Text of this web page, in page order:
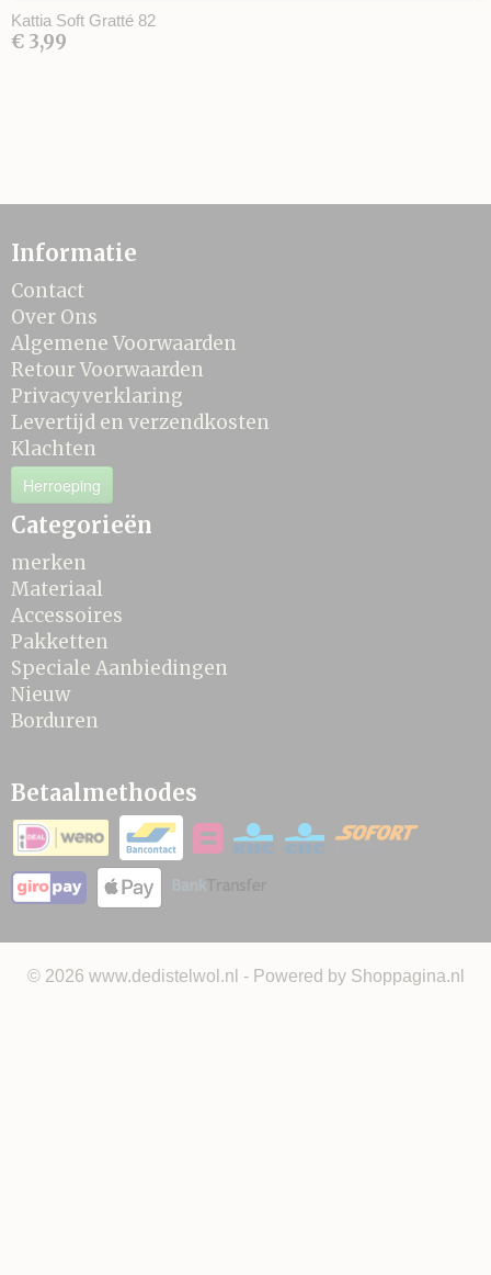
Kattia Soft Gratté 82
€ 3,99
Informatie
Contact
Over Ons
Algemene Voorwaarden
Retour Voorwaarden
Privacyverklaring
Levertijd en verzendkosten
Klachten
Herroeping
Categorieën
merken
Materiaal
Accessoires
Pakketten
Speciale Aanbiedingen
Nieuw
Borduren
Betaalmethodes
© 2026 www.dedistelwol.nl - Powered by Shoppagina.nl